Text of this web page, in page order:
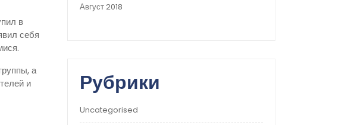
в
себя
а
и
Август 2018
Рубрики
Uncategorised